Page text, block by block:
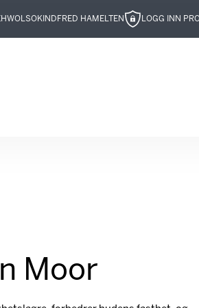
SOKIND FRED HAMELTEN LOGG INN
Moor